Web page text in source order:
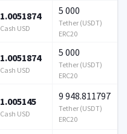
1.0051874
Cash USD
5 000
Tether (USDT)
ERC20
1.0051874
Cash USD
5 000
Tether (USDT)
ERC20
1.005145
Cash USD
9 948.811797
Tether (USDT)
ERC20